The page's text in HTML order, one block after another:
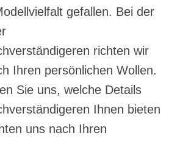
gefallen. Bei der
richten wir
Ihren persönlichen Wollen.
Sie uns, welche Details
Ihnen bieten
uns nach Ihren